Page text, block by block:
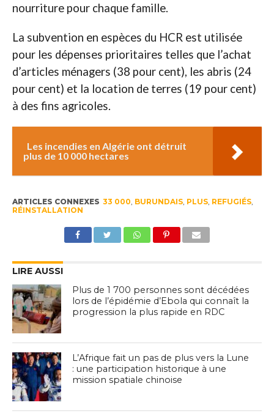
nourriture pour chaque famille.
La subvention en espèces du HCR est utilisée
pour les dépenses prioritaires telles que l’achat
d’articles ménagers (38 pour cent), les abris (24
pour cent) et la location de terres (19 pour cent)
à des fins agricoles.
Les incendies en Algérie ont détruit
plus de 10 000 hectares
ARTICLES CONNEXES 33 000 BURUNDAIS, PLUS, REFUGIÉS,
RÉINSTALLATION
LIRE AUSSI
Plus de 1 700 personnes sont décédées
lors de l’épidémie d’Ebola qui connaît la
progression la plus rapide en RDC
L’Afrique fait un pas de plus vers la Lune
: une participation historique à une
mission spatiale chinoise